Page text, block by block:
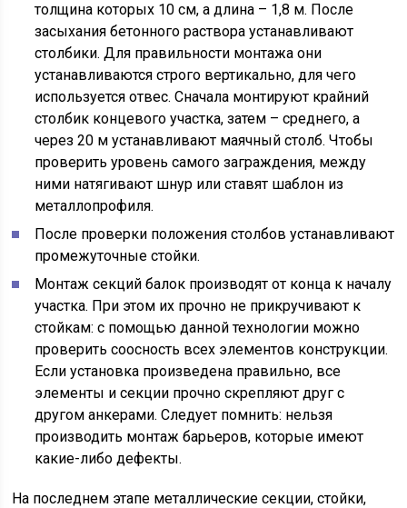
толщина которых 10 см, а длина – 1,8 м. После
засыхания бетонного раствора устанавливают
столбики. Для правильности монтажа они
устанавливаются строго вертикально, для чего
используется отвес. Сначала монтируют крайний
столбик концевого участка, затем – среднего, а
через 20 м устанавливают маячный столб. Чтобы
проверить уровень самого заграждения, между
ними натягивают шнур или ставят шаблон из
металлопрофиля.
После проверки положения столбов устанавливают
промежуточные стойки.
Монтаж секций балок производят от конца к началу
участка. При этом их прочно не прикручивают к
стойкам: с помощью данной технологии можно
проверить соосность всех элементов конструкции.
Если установка произведена правильно, все
элементы и секции прочно скрепляют друг с
другом анкерами. Следует помнить: нельзя
производить монтаж барьеров, которые имеют
какие-либо дефекты.
На последнем этапе металлические секции, стойки,